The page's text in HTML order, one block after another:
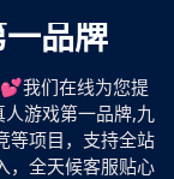
品牌
我们在线为您提
游戏第一品牌,九
等项目，支持全站
，全天候客服贴心